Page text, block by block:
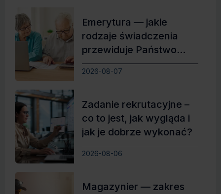
Emerytura — jakie
rodzaje świadczenia
przewiduje Państwo
Polskie?
2026-08-07
Zadanie rekrutacyjne –
co to jest, jak wygląda i
jak je dobrze wykonać?
2026-08-06
Magazynier — zakres